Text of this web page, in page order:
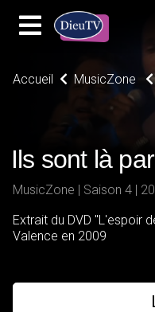
Accueil MusicZone
Ils sont là
MusicZone |
Extrait du DVD "L'espoir
Valence en 2009